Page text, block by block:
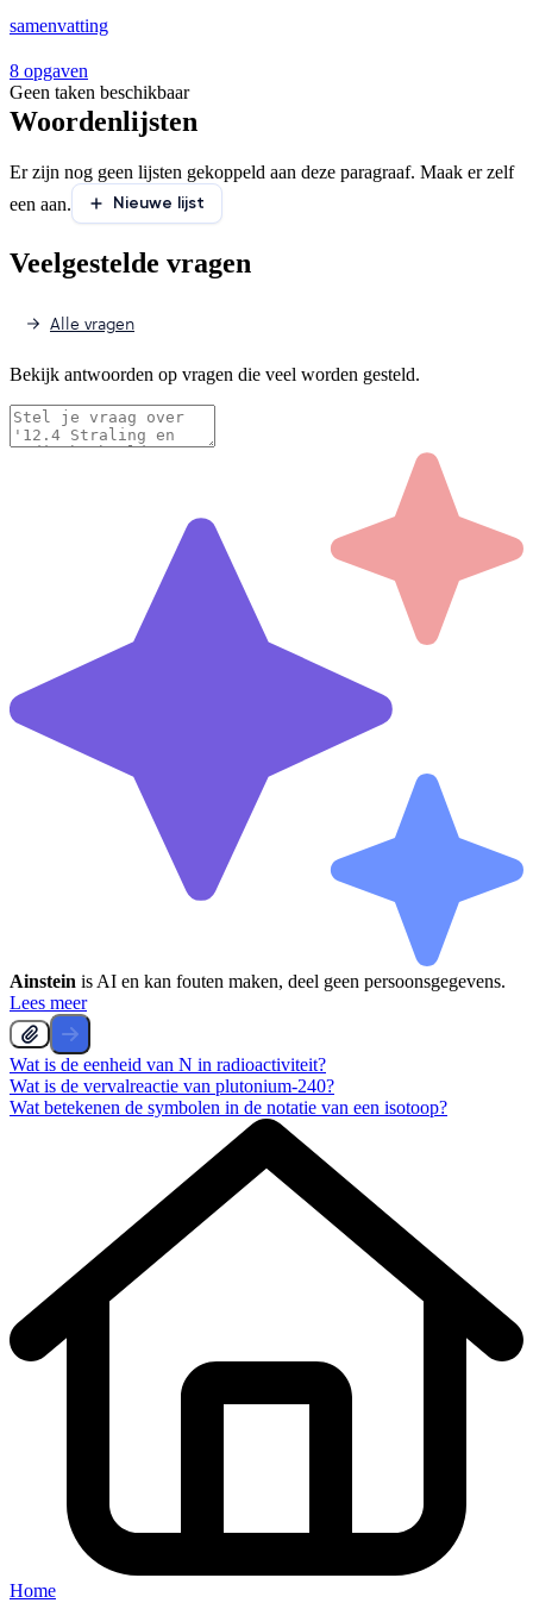
samenvatting
8 opgaven
Geen taken beschikbaar
Woordenlijsten
Er zijn nog geen lijsten gekoppeld aan deze paragraaf. Maak er zelf
een aan.
Nieuwe lijst
Veelgestelde vragen
Alle vragen
Bekijk antwoorden op vragen die veel worden gesteld.
Ainstein is AI en kan fouten maken, deel geen persoonsgegevens.
Lees meer
Wat is de eenheid van N in radioactiviteit?
Wat is de vervalreactie van plutonium-240?
Wat betekenen de symbolen in de notatie van een isotoop?
Home